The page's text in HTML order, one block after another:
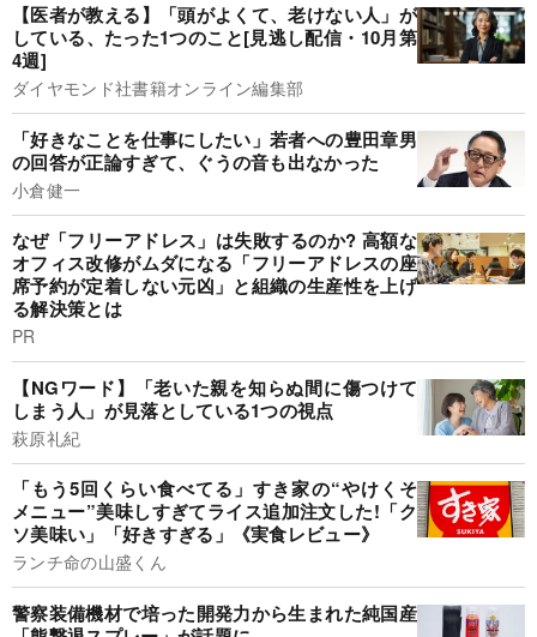
【医者が教える】「頭がよくて、老けない人」が
している、たった1つのこと[見逃し配信・10月第
4週]
ダイヤモンド社書籍オンライン編集部
「好きなことを仕事にしたい」若者への豊田章男
の回答が正論すぎて、ぐうの音も出なかった
小倉健一
なぜ「フリーアドレス」は失敗するのか? 高額な
オフィス改修がムダになる「フリーアドレスの座
席予約が定着しない元凶」と組織の生産性を上げ
る解決策とは
PR
【NGワード】「老いた親を知らぬ間に傷つけて
しまう人」が見落としている1つの視点
萩原礼紀
「もう5回くらい食べてる」すき家の“やけくそ
メニュー”美味しすぎてライス追加注文した!「ク
ソ美味い」「好きすぎる」《実食レビュー》
ランチ命の山盛くん
警察装備機材で培った開発力から生まれた純国産